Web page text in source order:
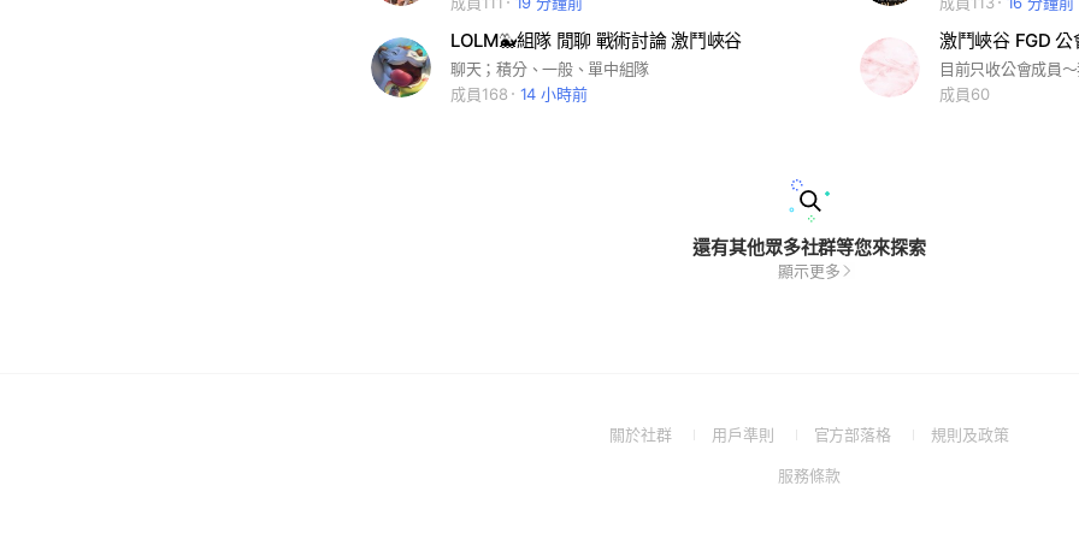
LOLM🐳組隊 閒聊 戰術討論 激鬥峽谷
聊天；積分、一般、單中組隊
成員168
14 小時前
激鬥峽谷 FGD 公
成員60
還有其他眾多社群等您來探索
顯示更多
關於社群
(Open用戶準則
(Open
a
官方部落格
(Open規則及政策(Open
服務條款(Open